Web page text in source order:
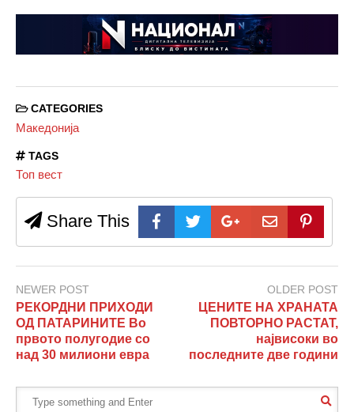
CATEGORIES
Македонија
TAGS
Топ вест
Share This
NEWER POST
РЕКОРДНИ ПРИХОДИ
ОД ПАТАРИНИТЕ Во
првото полугодие со
над 30 милиони евра
OLDER POST
ЦЕНИТЕ НА ХРАНАТА
ПОВТОРНО РАСТАТ,
највисоки во
последните две години